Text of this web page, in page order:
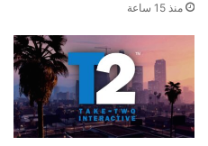
منذ 15 ساعة